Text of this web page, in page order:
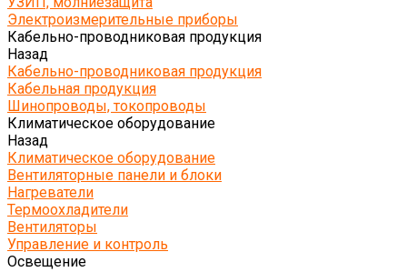
Электроизмерительные приборы
Кабельно-проводниковая продукция
Назад
Кабельно-проводниковая продукция
Кабельная продукция
Шинопроводы, токопроводы
Климатическое оборудование
Назад
Климатическое оборудование
Вентиляторные панели и блоки
Нагреватели
Термоохладители
Вентиляторы
Управление и контроль
Освещение